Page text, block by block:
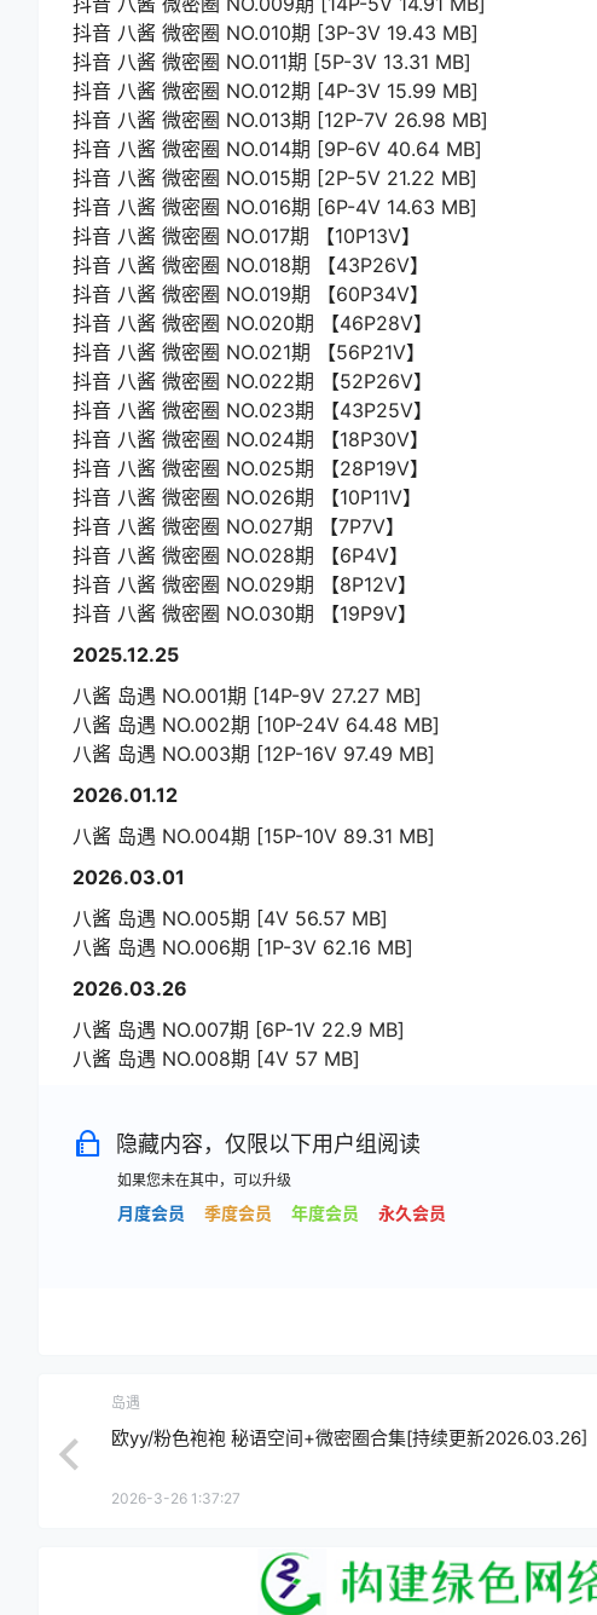
抖音 八酱 微密圈 NO.010期 [3P-3V 19.43 MB]
抖音 八酱 微密圈 NO.011期 [5P-3V 13.31 MB]
抖音 八酱 微密圈 NO.012期 [4P-3V 15.99 MB]
抖音 八酱 微密圈 NO.013期 [12P-7V 26.98 MB]
抖音 八酱 微密圈 NO.014期 [9P-6V 40.64 MB]
抖音 八酱 微密圈 NO.015期 [2P-5V 21.22 MB]
抖音 八酱 微密圈 NO.016期 [6P-4V 14.63 MB]
抖音 八酱 微密圈 NO.017期 【10P13V】
抖音 八酱 微密圈 NO.018期 【43P26V】
抖音 八酱 微密圈 NO.019期 【60P34V】
抖音 八酱 微密圈 NO.020期 【46P28V】
抖音 八酱 微密圈 NO.021期 【56P21V】
抖音 八酱 微密圈 NO.022期 【52P26V】
抖音 八酱 微密圈 NO.023期 【43P25V】
抖音 八酱 微密圈 NO.024期 【18P30V】
抖音 八酱 微密圈 NO.025期 【28P19V】
抖音 八酱 微密圈 NO.026期 【10P11V】
抖音 八酱 微密圈 NO.027期 【7P7V】
抖音 八酱 微密圈 NO.028期 【6P4V】
抖音 八酱 微密圈 NO.029期 【8P12V】
抖音 八酱 微密圈 NO.030期 【19P9V】
2025.12.25
八酱 岛遇 NO.001期 [14P-9V 27.27 MB]
八酱 岛遇 NO.002期 [10P-24V 64.48 MB]
八酱 岛遇 NO.003期 [12P-16V 97.49 MB]
2026.01.12
八酱 岛遇 NO.004期 [15P-10V 89.31 MB]
2026.03.01
八酱 岛遇 NO.005期 [4V 56.57 MB]
八酱 岛遇 NO.006期 [1P-3V 62.16 MB]
2026.03.26
八酱 岛遇 NO.007期 [6P-1V 22.9 MB]
八酱 岛遇 NO.008期 [4V 57 MB]
隐藏内容，仅限以下用户组阅读
如果您未在其中，可以升级
月度会员 季度会员 年度会员 永久会员
岛遇
欧yy/粉色袍袍 秘语空间+微密圈合集[持续更新2026.03.26]
2026-3-26 1:37:27